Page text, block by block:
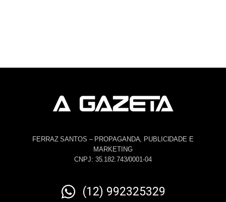
FERRAZ SANTOS – PROPAGANDA, PUBLICIDADE E
MARKETING
CNPJ: 35.182.743/0001-04
(12) 992325329